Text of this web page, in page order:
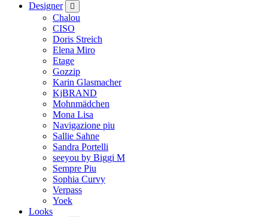
Designer
Chalou
CISO
Doris Streich
Elena Miro
Etage
Gozzip
Karin Glasmacher
KjBRAND
Mohnmädchen
Mona Lisa
Navigazione piu
Sallie Sahne
Sandra Portelli
seeyou by Biggi M
Sempre Piu
Sophia Curvy
Verpass
Yoek
Looks